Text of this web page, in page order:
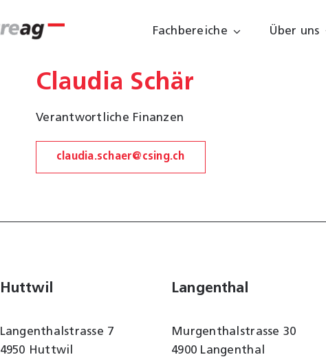
Fachbereiche Über uns
Claudia Schär
Verantwortliche Finanzen
claudia.schaer@csing.ch
Huttwil
Langenthalstrasse 7
4950 Huttwil
Langenthal
Murgenthalstrasse 30
4900 Langenthal